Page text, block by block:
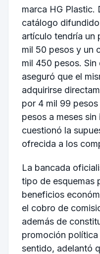
marca HG Plastic.
catálogo
artículo tendría un
mil 50 pesos y un
mil 450 pesos.
aseguró que el
adquirirse
por 4 mil 99
pesos a meses
cuestionó la
ofrecida a los
La bancada
tipo de esquemas
beneficios
el cobro de
además de
promoción política
sentido, adelantó